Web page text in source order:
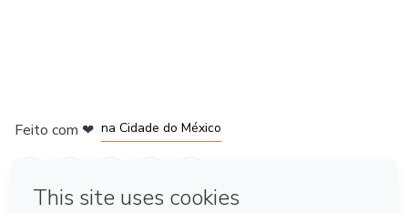
Feito com ❤ na Cidade do México